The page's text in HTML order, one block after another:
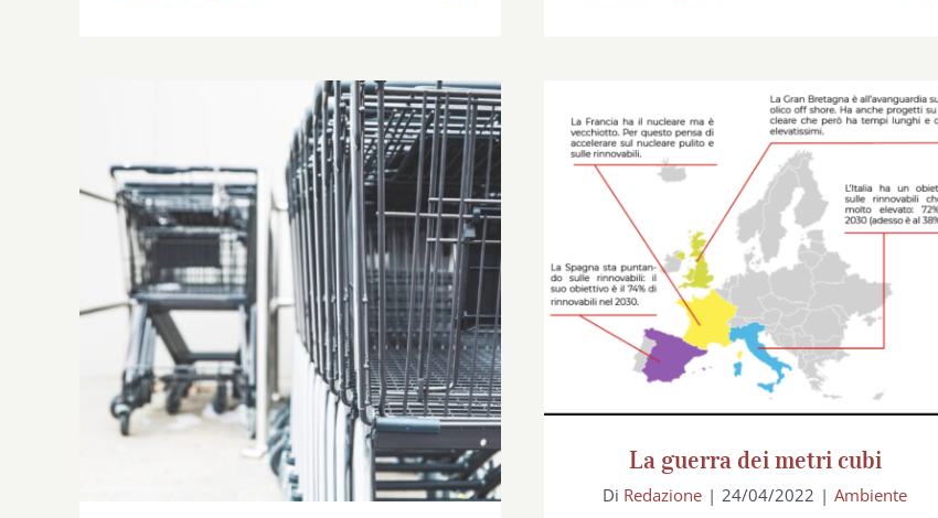
Progetto Rebus
La guerra dei metri cubi
La guerra dei metri cubi
Di Redazione | 24/04/2022 | Ambiente